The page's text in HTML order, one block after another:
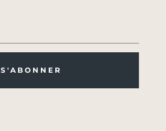
S'ABONNER